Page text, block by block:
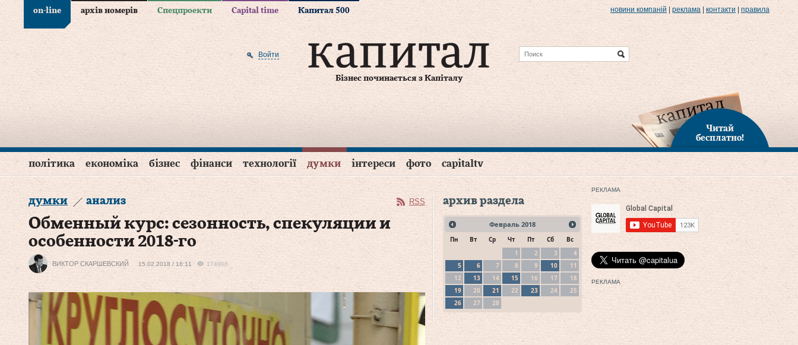
on-line архів номерів Спецпроекти Capital time Капитал 500 новини компаній реклама контакти правила
Бізнес починається з Капіталу
Войти
Читай
бесплатно!
політика економіка бізнес фінанси технології думки інтереси фото capitaltv
думки анализ RSS
Обменный курс: сезонность, спекуляции и
особенности 2018-го
ВИКТОР СКАРШЕВСКИЙ 15.02.2018 / 16:11 174908
архив раздела
Февраль 2018
Пн Вт Ср Чт Пт Сб
Вс
1
2 3
4
5
6 7 8 9 10
11
12
13 14 15 16 17
18
19
20 21 22 23 24
25
26
27 28
РЕКЛАМА
РЕКЛАМА